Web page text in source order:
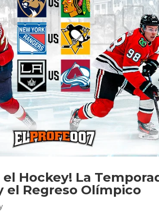
el Hockey! La
el Regreso Olímpico